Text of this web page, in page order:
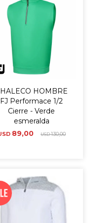
HOMBRE
FJ Performace 1/2
Cierre - Verde
esmeralda
89,00 USD130,00